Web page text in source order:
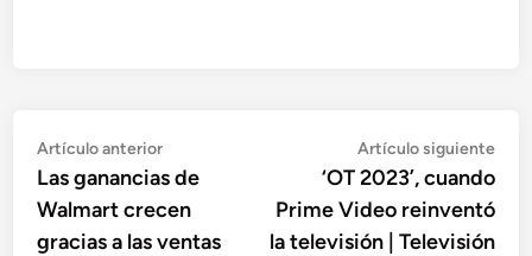
Navegación
de
entradas
Artículo anteriorArtículo
anterior:
Las ganancias de
Walmart crecen
gracias a las ventas
Artículo siguiente
‘OT 2023’, cuando
Prime Video reinventó
la televisión | Televisión